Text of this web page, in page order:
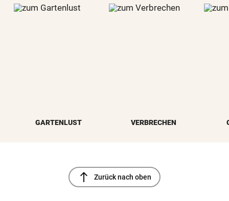
GARTENLUST VERBRECHEN
north Zurück nach oben